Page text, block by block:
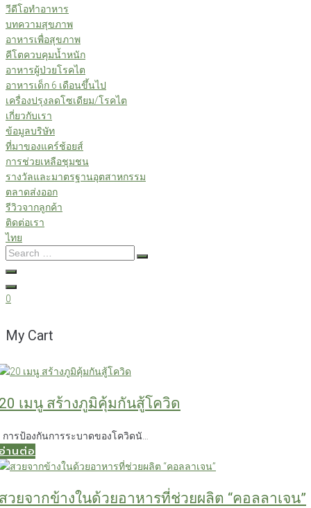
วีดีโอทำอาหาร
บทความสุขภาพ
อาหารเพื่อสุขภาพ
คีโตควบคุมน้ำหนัก
อาหารผู้ป่วยโรคไต
อาหารเด็ก 6 เดือนขึ้นไป
เครื่องปรุงลดโซเดียม/โรคไต
เกี่ยวกับเรา
ข้อมูลบริษัท
ที่มาของแคร์ช้อยส์
การช่วยเหลือชุมชน
รางวัลและมาตรฐานอุตสาหกรรม
ตลาดส่งออก
รีวิวจากลูกค้า
ติดต่อเรา
ไทย
Search
…
0
My Cart
เมนู สร้างภูมิคุ้มกันสู้โควิด
ารป้องกันการระบาดของโควิดนั…
านต่อ
วยจากข้างในด้วยอาหารที่ช่วยผลิต “คอลลาเจน”